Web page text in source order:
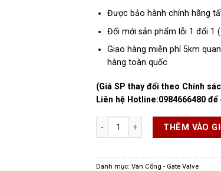
Được bảo hành chính hãng
Đổi mới sản phẩm lỗi 1 đổi 1
Giao hàng miễn phí 5km
hàng toàn quốc
(Giá SP thay đổi theo Chính
Liên hệ Hotline:0984666480 để
Van Cổng Gang số lượng
THÊM VÀO
Danh mục:Van Cổng - Gate Valve